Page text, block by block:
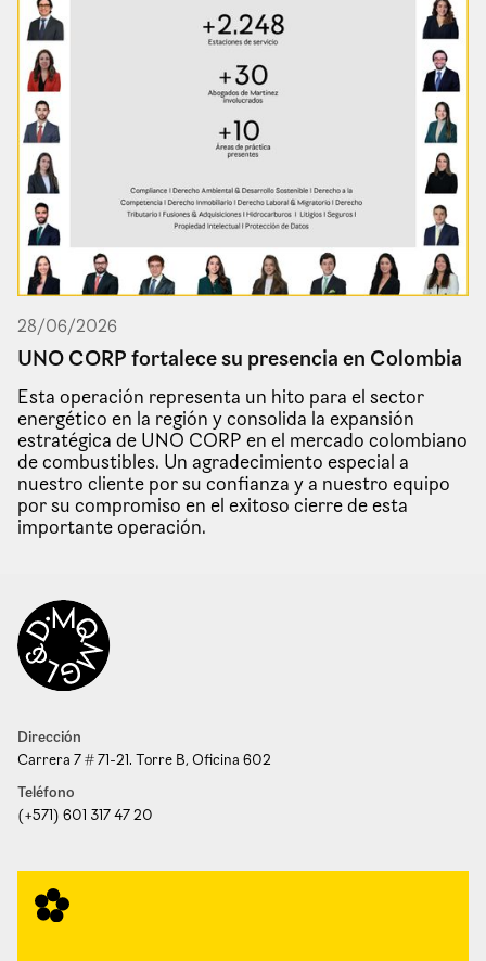
28/06/2026
UNO CORP fortalece su presencia en Colombia
Esta operación representa un hito para el sector
energético en la región y consolida la expansión
estratégica de UNO CORP en el mercado colombiano
de combustibles. Un agradecimiento especial a
nuestro cliente por su confianza y a nuestro equipo
por su compromiso en el exitoso cierre de esta
importante operación.
Dirección
Carrera 7 # 71-21. Torre B, Oficina 602
Teléfono
(+571) 601 317 47 20